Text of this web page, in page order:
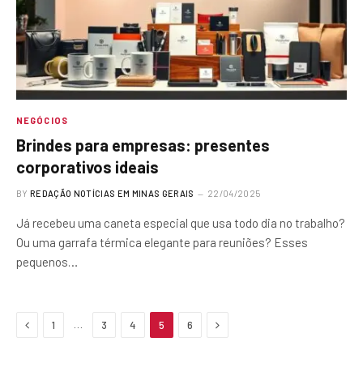
NEGÓCIOS
Brindes para empresas: presentes
corporativos ideais
BY REDAÇÃO NOTÍCIAS EM MINAS GERAIS 22/04/2025
Já recebeu uma caneta especial que usa todo dia no trabalho?
Ou uma garrafa térmica elegante para reuniões? Esses
pequenos…
Previous
1 3 4 5 6 Next